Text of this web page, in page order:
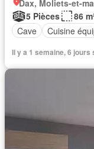
Dax, Moliets-et-
5 Pièces
86
Cave
Cuisine
Il y a 1 semaine, 6 jours